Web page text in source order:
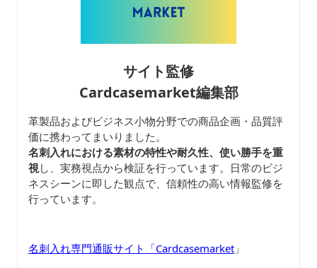
サイト監修
Cardcasemarket編集部
革製品およびビジネス小物分野での商品企画・品質評
価に携わってまいりました。
名刺入れにおける素材の特性や耐久性、使い勝手を重
視し、実務視点から検証を行っています。日常のビジ
ネスシーンに即した観点で、信頼性の高い情報監修を
行っています。
名刺入れ専門通販サイト「Cardcasemarket 」